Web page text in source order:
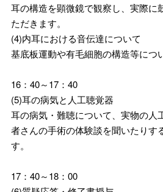
耳の構造を顕微鏡で観察し、実際に
ただきます。
(4)内耳における音伝達について
基底板運動や有毛細胞の構造等につ
16：40～17：40
(5)耳の病気と人工聴覚器
耳の病気・難聴について、実物の人
者さんの手術の体験談を聞いたりす
す。
17：40～18：00